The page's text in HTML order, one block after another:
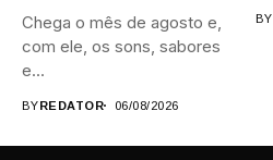
Chega o mês de agosto e,
com ele, os sons, sabores
e...
BYREDATOR 06/08/2026
BY